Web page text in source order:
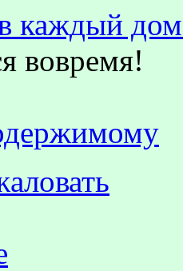
каждый
вовремя!